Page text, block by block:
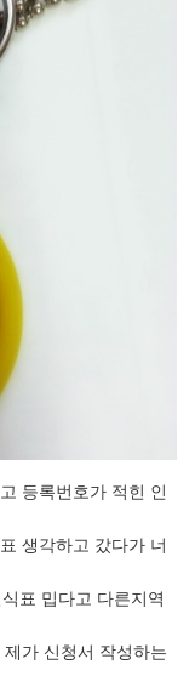
등록번호가 적힌 인
생각하고 갔다가 너
표 밉다고 다른지역
가 신청서 작성하는